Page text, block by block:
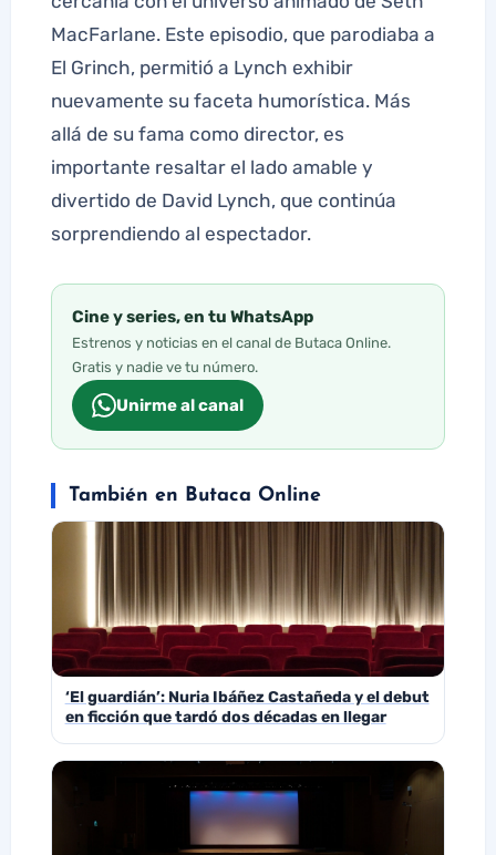
MacFarlane. Este episodio, que parodiaba a
El Grinch, permitió a Lynch exhibir
nuevamente su faceta humorística. Más
allá de su fama como director, es
importante resaltar el lado amable y
divertido de David Lynch, que continúa
sorprendiendo al espectador.
Cine y series, en tu WhatsApp
Estrenos y noticias en el canal de Butaca Online.
Gratis y nadie ve tu número.
Unirme al canal
También en Butaca Online
‘El guardián’: Nuria Ibáñez Castañeda y el debut
en ficción que tardó dos décadas en llegar